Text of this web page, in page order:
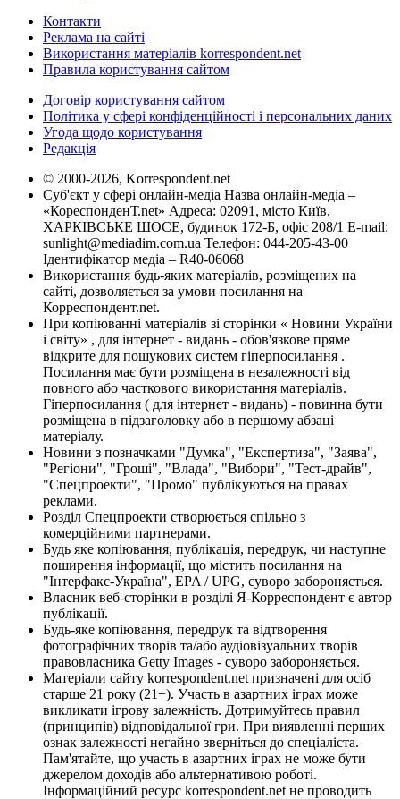
Контакти
Реклама на сайті
Використання матеріалів korrespondent.net
Правила користування сайтом
Договір користування сайтом
Політика у сфері конфіденційності і персональних даних
Угода щодо користування
Редакція
© 2000-2026, Korrespondent.net
Суб'єкт у сфері онлайн-медіа Назва онлайн-медіа –
«КореспонденТ.net» Адреса: 02091, місто Київ,
ХАРКІВСЬКЕ ШОСЕ, будинок 172-Б, офіс 208/1 E-mail:
sunlight@mediadim.com.ua Телефон: 044-205-43-00
Ідентифікатор медіа – R40-06068
Використання будь-яких матеріалів, розміщених на
сайті, дозволяється за умови посилання на
Корреспондент.net.
При копіюванні матеріалів зі сторінки « Новини України
і світу» , для інтернет - видань - обов'язкове пряме
відкрите для пошукових систем гіперпосилання .
Посилання має бути розміщена в незалежності від
повного або часткового використання матеріалів.
Гіперпосилання ( для інтернет - видань) - повинна бути
розміщена в підзаголовку або в першому абзаці
матеріалу.
Новини з позначками "Думка", "Експертиза", "Заява",
"Регіони", "Гроші", "Влада", "Вибори", "Тест-драйв",
"Спецпроекти", "Промо" публікуються на правах
реклами.
Розділ Спецпроекти створюється спільно з
комерційними партнерами.
Будь яке копіювання, публікація, передрук, чи наступне
поширення інформації, що містить посилання на
"Інтерфакс-Україна", EPA / UPG, суворо забороняється.
Власник веб-сторінки в розділі Я-Корреспондент є автор
публікації.
Будь-яке копіювання, передрук та відтворення
фотографічних творів та/або аудіовізуальних творів
правовласника Getty Images - суворо забороняється.
Матеріали сайту korrespondent.net призначені для осіб
старше 21 року (21+). Участь в азартних іграх може
викликати ігрову залежність. Дотримуйтесь правил
(принципів) відповідальної гри. При виявленні перших
ознак залежності негайно зверніться до спеціаліста.
Пам'ятайте, що участь в азартних іграх не може бути
джерелом доходів або альтернативою роботі.
Інформаційний ресурс korrespondent.net не проводить